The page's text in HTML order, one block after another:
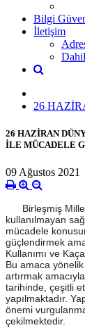
Bilgi
İletişim
26
26 HAZİRAN
İLE MÜCADELE
09 Ağustos 2021
Birleşmiş
kullanılmayan
mücadele
güçlendirmek
Kullanımı ve
Bu amaca
artırmak
tarihinde, çeşitli
yapılmaktadır.
önemi
çekilmektedir.